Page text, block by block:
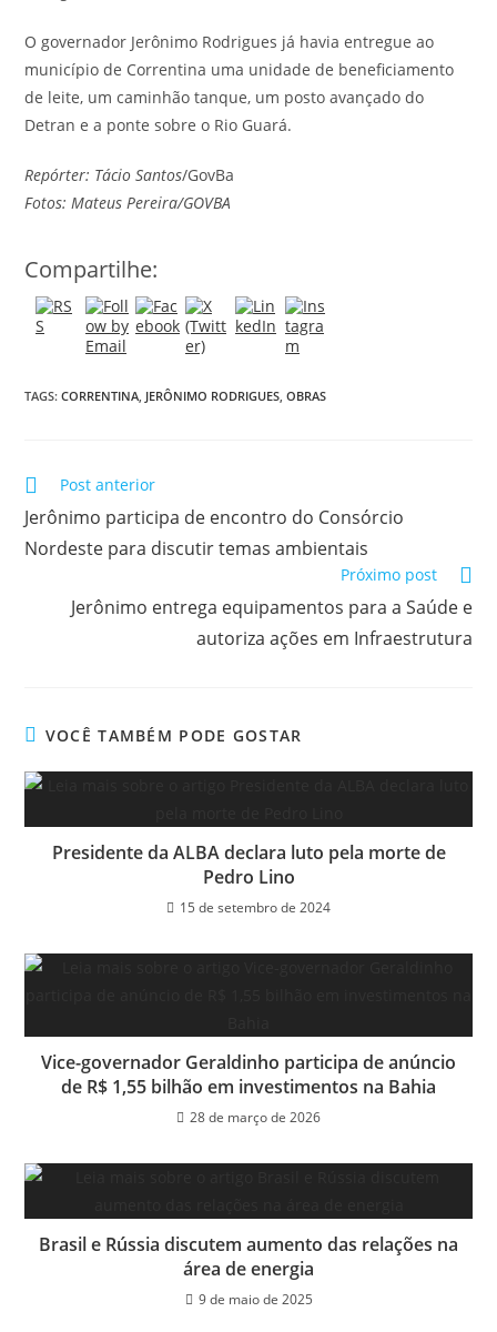
O governador Jerônimo Rodrigues já havia entregue ao
município de Correntina uma unidade de beneficiamento
de leite, um caminhão tanque, um posto avançado do
Detran e a ponte sobre o Rio Guará.
Repórter: Tácio Santos/GovBa
Fotos: Mateus Pereira/GOVBA
Compartilhe:
TAGS:CORRENTINA, JERÔNIMO RODRIGUES, OBRAS
Post anterior
Jerônimo participa de encontro do Consórcio
Nordeste para discutir temas ambientais
Próximo post
Jerônimo entrega equipamentos para a Saúde e
autoriza ações em Infraestrutura
VOCÊ TAMBÉM PODE GOSTAR
Presidente da ALBA declara luto pela morte de
Pedro Lino
15 de setembro de 2024
Vice-governador Geraldinho participa de anúncio
de R$ 1,55 bilhão em investimentos na Bahia
28 de março de 2026
Brasil e Rússia discutem aumento das relações na
área de energia
9 de maio de 2025